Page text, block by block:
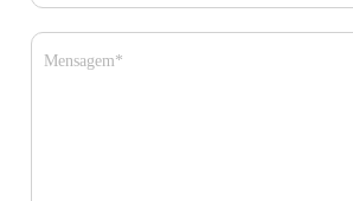
Mensagem*